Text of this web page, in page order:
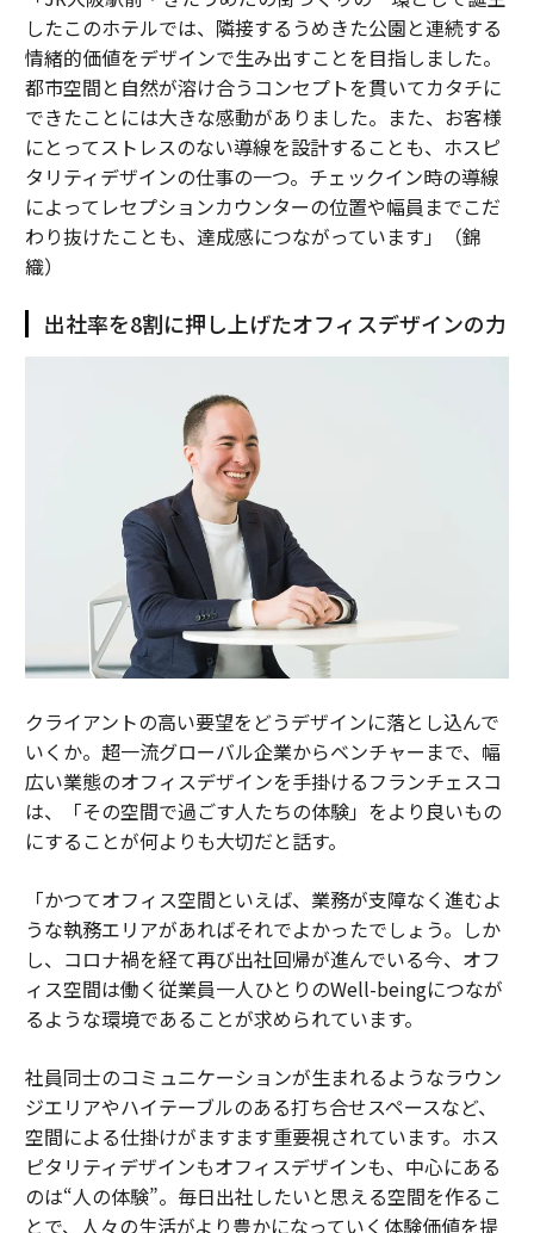
したこのホテルでは、隣接するうめきた公園と連続する
情緒的価値をデザインで生み出すことを目指しました。
都市空間と自然が溶け合うコンセプトを貫いてカタチに
できたことには大きな感動がありました。また、お客様
にとってストレスのない導線を設計することも、ホスピ
タリティデザインの仕事の一つ。チェックイン時の導線
によってレセプションカウンターの位置や幅員までこだ
わり抜けたことも、達成感につながっています」（錦
織）
出社率を8割に押し上げたオフィスデザインの力
クライアントの高い要望をどうデザインに落とし込んで
いくか。超一流グローバル企業からベンチャーまで、幅
広い業態のオフィスデザインを手掛けるフランチェスコ
は、「その空間で過ごす人たちの体験」をより良いもの
にすることが何よりも大切だと話す。
「かつてオフィス空間といえば、業務が支障なく進むよ
うな執務エリアがあればそれでよかったでしょう。しか
し、コロナ禍を経て再び出社回帰が進んでいる今、オフ
ィス空間は働く従業員一人ひとりのWell-beingにつなが
るような環境であることが求められています。
社員同士のコミュニケーションが生まれるようなラウン
ジエリアやハイテーブルのある打ち合せスペースなど、
空間による仕掛けがますます重要視されています。ホス
ピタリティデザインもオフィスデザインも、中心にある
のは“人の体験”。毎日出社したいと思える空間を作るこ
とで、人々の生活がより豊かになっていく体験価値を提